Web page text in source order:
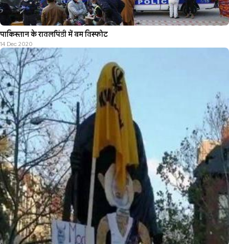
पाकिस्तान के रावलपिंडी में बम विस्फोट
14 Dec 2020